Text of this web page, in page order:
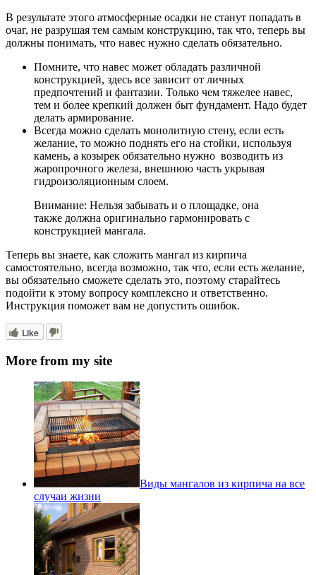
В результате этого атмосферные осадки не станут попадать в
очаг, не разрушая тем самым конструкцию, так что, теперь вы
должны понимать, что навес нужно сделать обязательно.
Помните, что навес может обладать различной
конструкцией, здесь все зависит от личных
предпочтений и фантазии. Только чем тяжелее навес,
тем и более крепкий должен быт фундамент. Надо будет
делать армирование.
Всегда можно сделать монолитную стену, если есть
желание, то можно поднять его на стойки, используя
камень, а козырек обязательно нужно возводить из
жаропрочного железа, внешнюю часть укрывая
гидроизоляционным слоем.
Внимание: Нельзя забывать и о площадке, она
также должна оригинально гармонировать с
конструкцией мангала.
Теперь вы знаете, как сложить мангал из кирпича
самостоятельно, всегда возможно, так что, если есть желание,
вы обязательно сможете сделать это, поэтому старайтесь
подойти к этому вопросу комплексно и ответственно.
Инструкция поможет вам не допустить ошибок.
Like
More from my site
Виды мангалов из кирпича на все
случаи жизни